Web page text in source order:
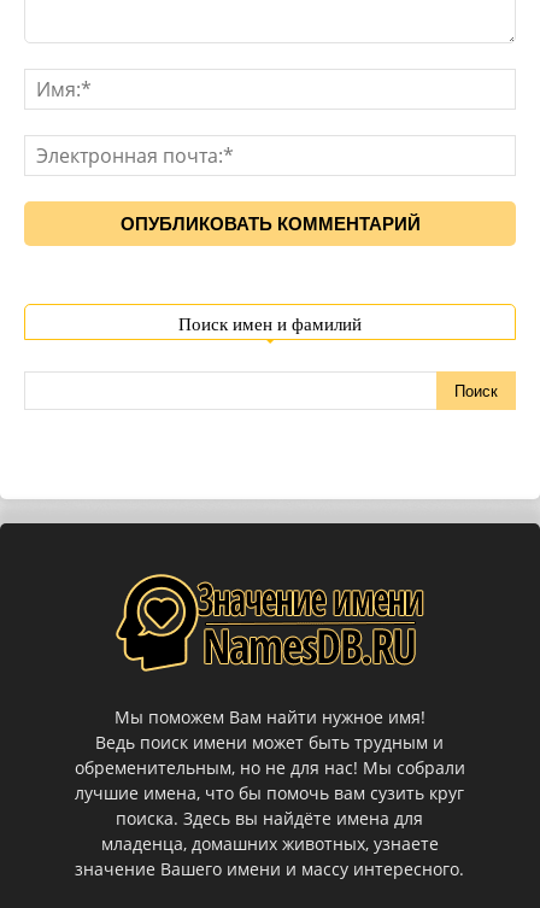
Поиск имен и фамилий
Мы поможем Вам найти нужное имя!
Ведь поиск имени может быть трудным и
обременительным, но не для нас! Мы собрали
лучшие имена, что бы помочь вам сузить круг
поиска. Здесь вы найдёте имена для
младенца, домашних животных, узнаете
значение Вашего имени и массу интересного.